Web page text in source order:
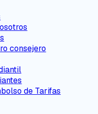
consejero
de Tarifas